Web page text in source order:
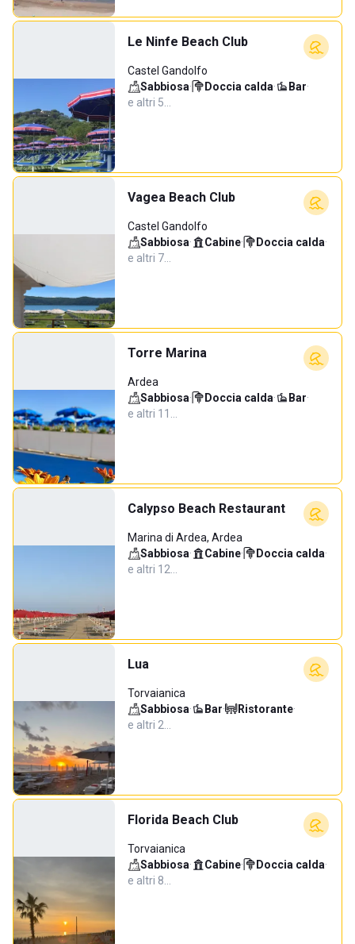
Le Ninfe Beach Club
Castel Gandolfo
Sabbiosa· Doccia calda· Bar·
e altri 5…
Vagea Beach Club
Castel Gandolfo
Sabbiosa· Cabine· Doccia calda·
e altri 7…
Torre Marina
Ardea
Sabbiosa· Doccia calda· Bar·
e altri 11…
Calypso Beach Restaurant
Marina di Ardea, Ardea
Sabbiosa· Cabine· Doccia calda·
e altri 12…
Lua
Torvaianica
Sabbiosa· Bar· Ristorante·
e altri 2…
Florida Beach Club
Torvaianica
Sabbiosa· Cabine· Doccia calda·
e altri 8…